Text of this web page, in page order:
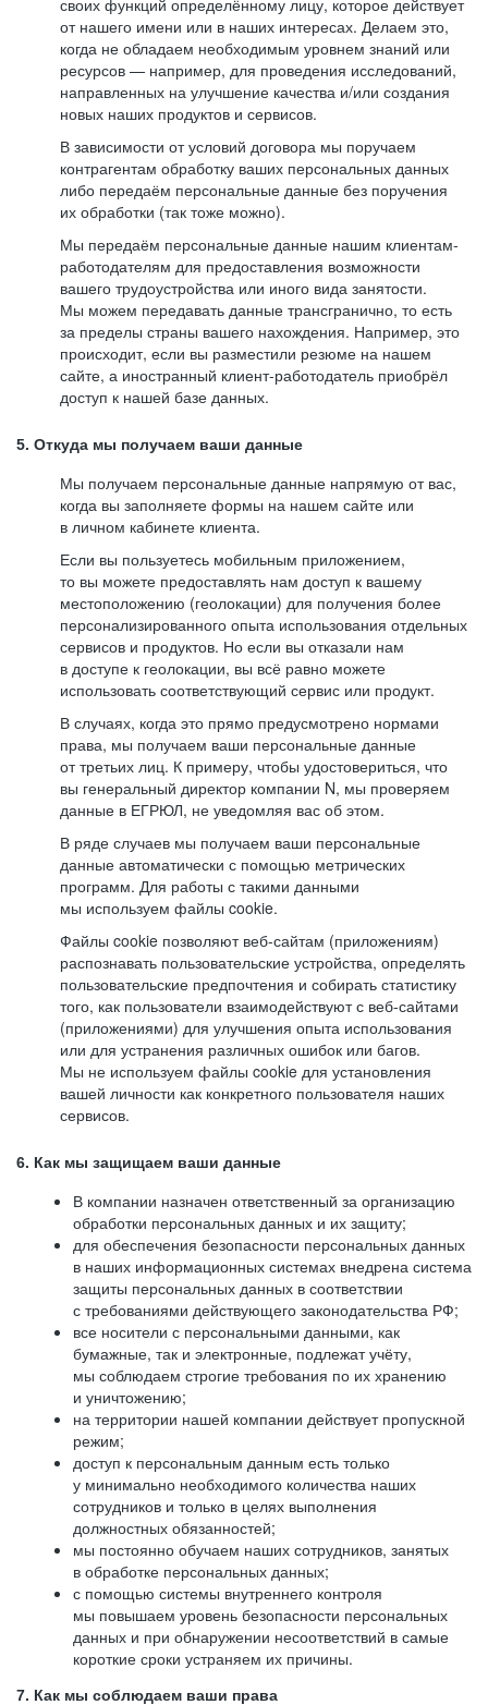
своих функций определённому лицу, которое действует
от нашего имени или в наших интересах. Делаем это,
когда не обладаем необходимым уровнем знаний или
ресурсов — например, для проведения исследований,
направленных на улучшение качества и/или создания
новых наших продуктов и сервисов.
В зависимости от условий договора мы поручаем
контрагентам обработку ваших персональных данных
либо передаём персональные данные без поручения
их обработки (так тоже можно).
Мы передаём персональные данные нашим клиентам-
работодателям для предоставления возможности
вашего трудоустройства или иного вида занятости.
Мы можем передавать данные трансгранично, то есть
за пределы страны вашего нахождения. Например, это
происходит, если вы разместили резюме на нашем
сайте, а иностранный клиент-работодатель приобрёл
доступ к нашей базе данных.
5. Откуда мы получаем ваши данные
Мы получаем персональные данные напрямую от вас,
когда вы заполняете формы на нашем сайте или
в личном кабинете клиента.
Если вы пользуетесь мобильным приложением,
то вы можете предоставлять нам доступ к вашему
местоположению (геолокации) для получения более
персонализированного опыта использования отдельных
сервисов и продуктов. Но если вы отказали нам
в доступе к геолокации, вы всё равно можете
использовать соответствующий сервис или продукт.
В случаях, когда это прямо предусмотрено нормами
права, мы получаем ваши персональные данные
от третьих лиц. К примеру, чтобы удостовериться, что
вы генеральный директор компании N, мы проверяем
данные в ЕГРЮЛ, не уведомляя вас об этом.
В ряде случаев мы получаем ваши персональные
данные автоматически с помощью метрических
программ. Для работы с такими данными
мы используем файлы cookie.
Файлы cookie позволяют веб-сайтам (приложениям)
распознавать пользовательские устройства, определять
пользовательские предпочтения и собирать статистику
того, как пользователи взаимодействуют с веб-сайтами
(приложениями) для улучшения опыта использования
или для устранения различных ошибок или багов.
Мы не используем файлы cookie для установления
вашей личности как конкретного пользователя наших
сервисов.
6. Как мы защищаем ваши данные
В компании назначен ответственный за организацию
обработки персональных данных и их защиту;
для обеспечения безопасности персональных данных
в наших информационных системах внедрена система
защиты персональных данных в соответствии
с требованиями действующего законодательства РФ;
все носители с персональными данными, как
бумажные, так и электронные, подлежат учёту,
мы соблюдаем строгие требования по их хранению
и уничтожению;
на территории нашей компании действует пропускной
режим;
доступ к персональным данным есть только
у минимально необходимого количества наших
сотрудников и только в целях выполнения
должностных обязанностей;
мы постоянно обучаем наших сотрудников, занятых
в обработке персональных данных;
с помощью системы внутреннего контроля
мы повышаем уровень безопасности персональных
данных и при обнаружении несоответствий в самые
короткие сроки устраняем их причины.
7. Как мы соблюдаем ваши права